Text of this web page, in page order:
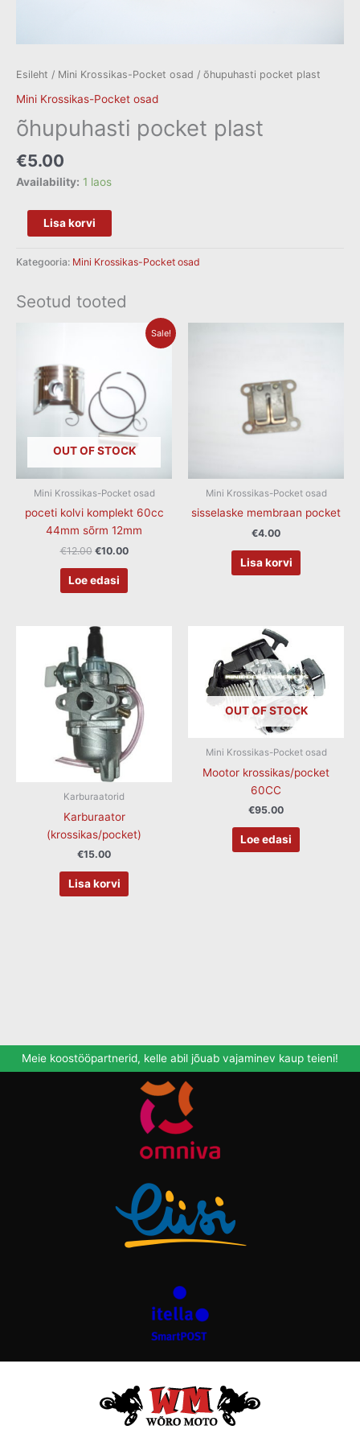
Esileht / Mini Krossikas-Pocket osad / õhupuhasti pocket plast
Mini Krossikas-Pocket osad
õhupuhasti pocket plast
€5.00
Availability: 1 laos
Lisa korvi
Kategooria: Mini Krossikas-Pocket osad
Seotud tooted
Sale!
OUT OF STOCK
Mini Krossikas-Pocket osad
poceti kolvi komplekt 60cc
44mm sõrm 12mm
€12.00 €10.00
Current
price
Loe edasi
Mini Krossikas-Pocket osad
sisselaske membraan pocket
€4.00
Lisa korvi
Karburaatorid
Karburaator
(krossikas/pocket)
€15.00
Lisa korvi
OUT OF STOCK
Mini Krossikas-Pocket osad
Mootor krossikas/pocket
60CC
€95.00
Loe edasi
Meie koostööpartnerid, kelle abil jõuab vajaminev kaup teieni!